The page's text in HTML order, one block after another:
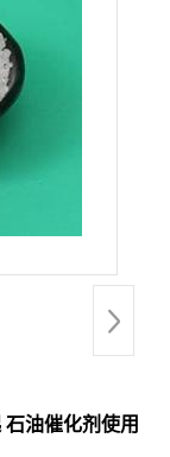
油催化剂使用